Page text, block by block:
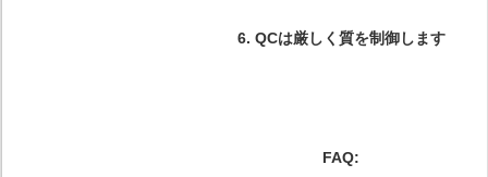
6. QCは厳しく質を制御します
FAQ: